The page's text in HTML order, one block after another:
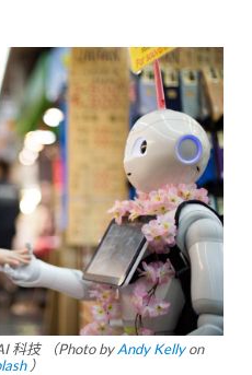
科技 （Photo byAndy Kellyon
）